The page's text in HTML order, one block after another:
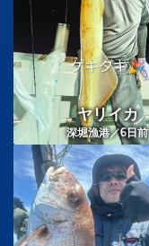
ヤリイカ
深堀漁港／6日前